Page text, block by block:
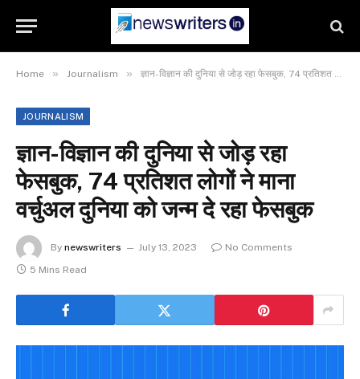
Home » Journalism » ज्ञान-विज्ञान की दुनिया से जोड़ रहा फेसबुक, 74 प्रतिशत लोगों ने माना वर्चुअल दुनिया को जन्म दे रहा फेसबुक
JOURNALISM
ज्ञान-विज्ञान की दुनिया से जोड़ रहा
फेसबुक, 74 प्रतिशत लोगों ने माना
वर्चुअल दुनिया को जन्म दे रहा फेसबुक
By newswriters July 13, 2023
No Comments
5 Mins Read